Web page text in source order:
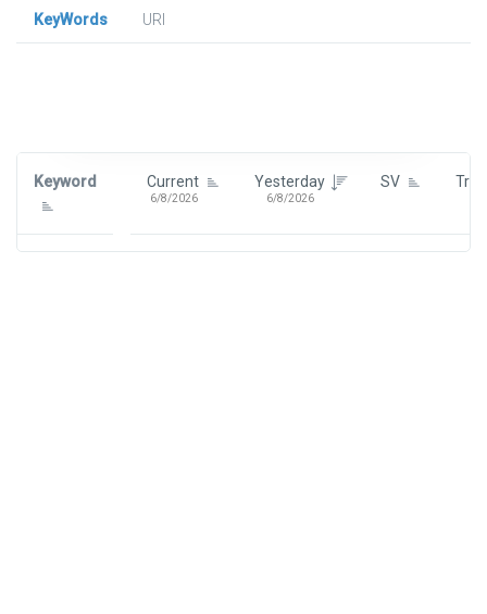
KeyWords
URl
Keyword Current
6/8/2026
Yesterday
6/8/2026
SV